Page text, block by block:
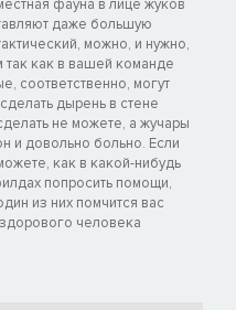
фауна в лице жуков
даже большую
можно, и нужно,
так как в вашей команде
соответственно, могут
дырень в стене
не можете, а жучары
и довольно больно. Если
как в какой-нибудь
попросить помощи,
из них помчится вас
человека